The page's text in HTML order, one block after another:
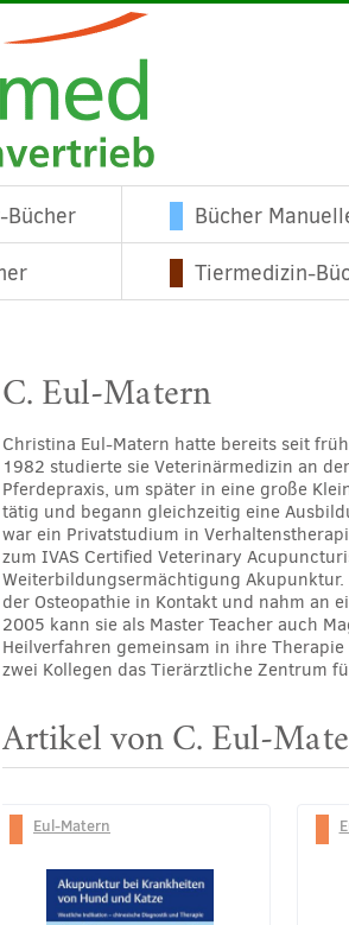
Bücher Bücher
Tiermedizin-
C. Eul-Matern
Christina Eul-Matern hatte bereits seit
1982 studierte sie Veterinärmedizin an
Pferdepraxis, um später in eine große
tätig und begann gleichzeitig eine
war ein Privatstudium in
zum IVAS Certified Veterinary
Weiterbildungsermächtigung Akupunktur.
der Osteopathie in Kontakt und nahm an
2005 kann sie als Master Teacher auch
Heilverfahren gemeinsam in ihre
zwei Kollegen das Tierärztliche Zentrum
Artikel von C. Eul-
Eul-Matern